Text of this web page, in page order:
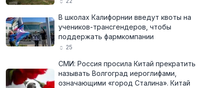
В школах Калифорнии введут квоты на
учеников-трансгендеров, чтобы
поддержать фармкомпании
25
СМИ: Россия просила Китай прекратить
называть Волгоград иероглифами,
означающими «город Сталина». Китай